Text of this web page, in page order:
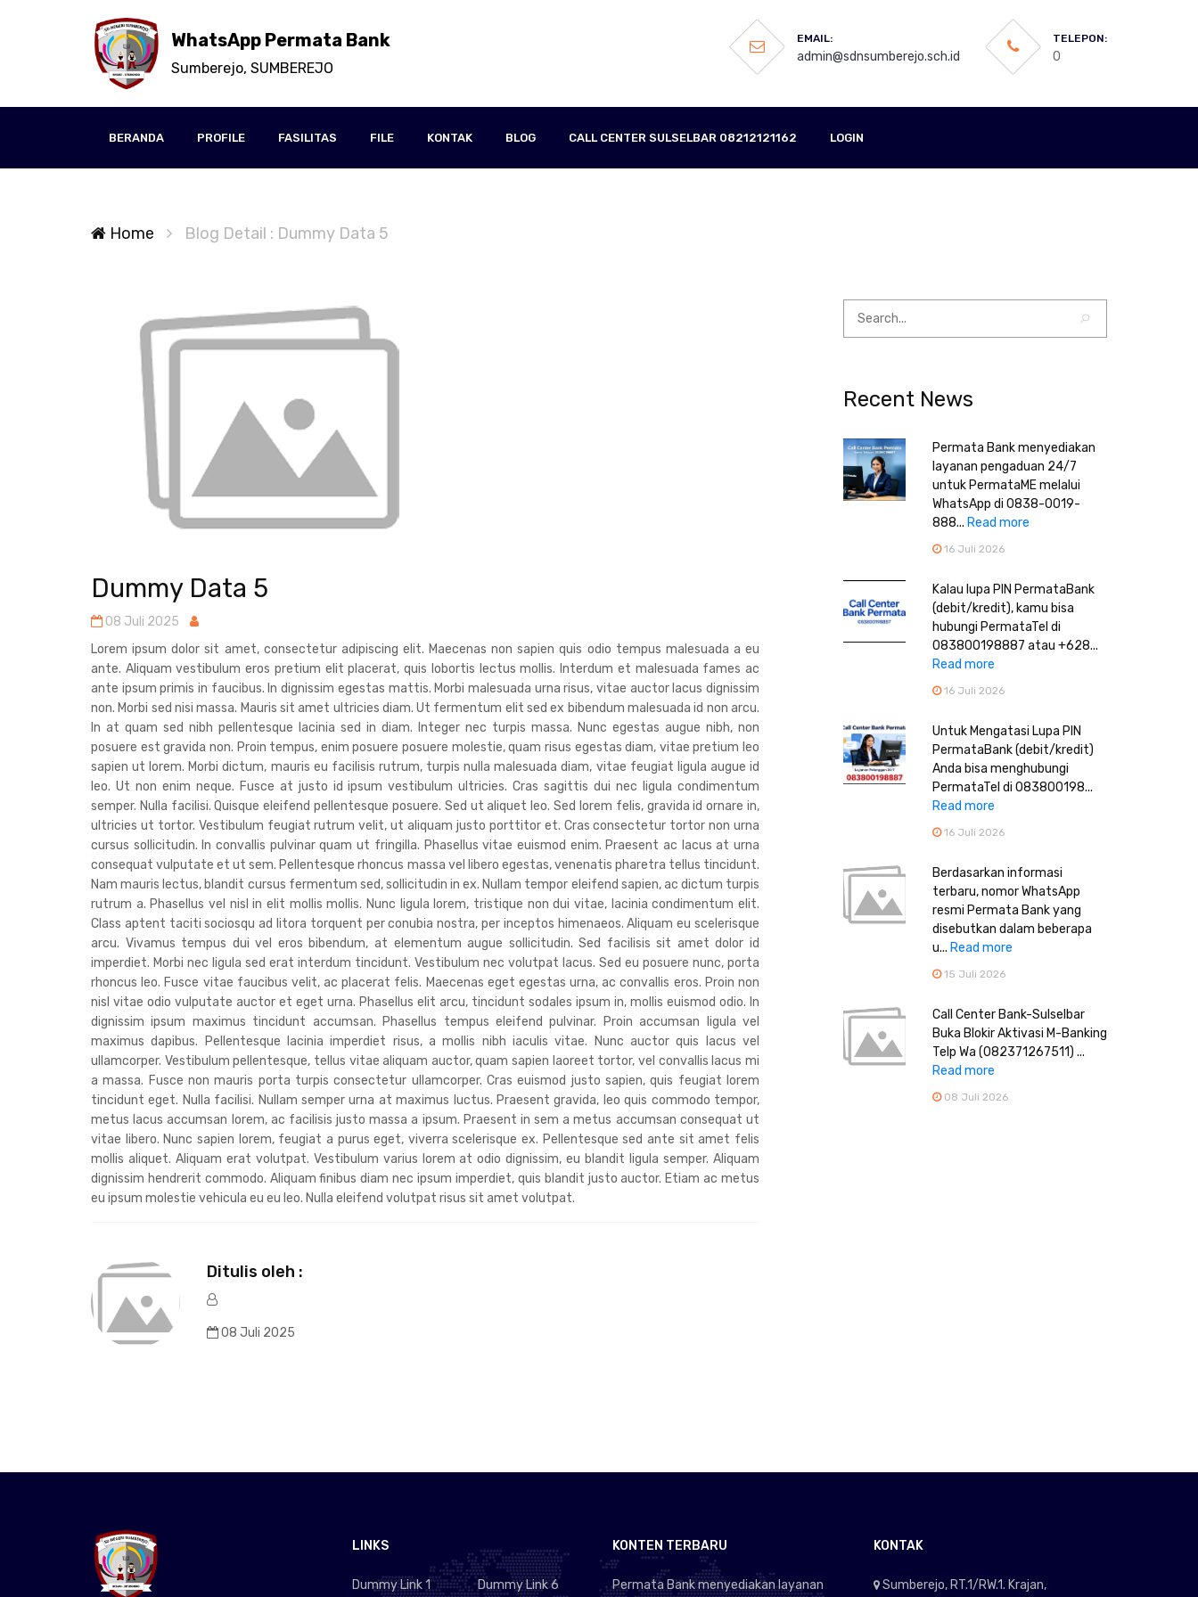
WhatsApp Permata Bank
Sumberejo, SUMBEREJO
EMAIL:
admin@sdnsumberejo.sch.id
TELEPON:
0
BERANDA PROFILE FASILITAS FILE KONTAK BLOG CALL CENTER SULSELBAR 08212121162 LOGIN
Home Blog Detail : Dummy Data 5
Dummy Data 5
08 Juli 2025
Lorem ipsum dolor sit amet, consectetur adipiscing elit. Maecenas non sapien quis odio tempus malesuada a eu
ante. Aliquam vestibulum eros pretium elit placerat, quis lobortis lectus mollis. Interdum et malesuada fames ac
ante ipsum primis in faucibus. In dignissim egestas mattis. Morbi malesuada urna risus, vitae auctor lacus dignissim
non. Morbi sed nisi massa. Mauris sit amet ultricies diam. Ut fermentum elit sed ex bibendum malesuada id non arcu.
In at quam sed nibh pellentesque lacinia sed in diam. Integer nec turpis massa. Nunc egestas augue nibh, non
posuere est gravida non. Proin tempus, enim posuere posuere molestie, quam risus egestas diam, vitae pretium leo
sapien ut lorem. Morbi dictum, mauris eu facilisis rutrum, turpis nulla malesuada diam, vitae feugiat ligula augue id
leo. Ut non enim neque. Fusce at justo id ipsum vestibulum ultricies. Cras sagittis dui nec ligula condimentum
semper. Nulla facilisi. Quisque eleifend pellentesque posuere. Sed ut aliquet leo. Sed lorem felis, gravida id ornare in,
ultricies ut tortor. Vestibulum feugiat rutrum velit, ut aliquam justo porttitor et. Cras consectetur tortor non urna
cursus sollicitudin. In convallis pulvinar quam ut fringilla. Phasellus vitae euismod enim. Praesent ac lacus at urna
consequat vulputate et ut sem. Pellentesque rhoncus massa vel libero egestas, venenatis pharetra tellus tincidunt.
Nam mauris lectus, blandit cursus fermentum sed, sollicitudin in ex. Nullam tempor eleifend sapien, ac dictum turpis
rutrum a. Phasellus vel nisl in elit mollis mollis. Nunc ligula lorem, tristique non dui vitae, lacinia condimentum elit.
Class aptent taciti sociosqu ad litora torquent per conubia nostra, per inceptos himenaeos. Aliquam eu scelerisque
arcu. Vivamus tempus dui vel eros bibendum, at elementum augue sollicitudin. Sed facilisis sit amet dolor id
imperdiet. Morbi nec ligula sed erat interdum tincidunt. Vestibulum nec volutpat lacus. Sed eu posuere nunc, porta
rhoncus leo. Fusce vitae faucibus velit, ac placerat felis. Maecenas eget egestas urna, ac convallis eros. Proin non
nisl vitae odio vulputate auctor et eget urna. Phasellus elit arcu, tincidunt sodales ipsum in, mollis euismod odio. In
dignissim ipsum maximus tincidunt accumsan. Phasellus tempus eleifend pulvinar. Proin accumsan ligula vel
maximus dapibus. Pellentesque lacinia imperdiet risus, a mollis nibh iaculis vitae. Nunc auctor quis lacus vel
ullamcorper. Vestibulum pellentesque, tellus vitae aliquam auctor, quam sapien laoreet tortor, vel convallis lacus mi
a massa. Fusce non mauris porta turpis consectetur ullamcorper. Cras euismod justo sapien, quis feugiat lorem
tincidunt eget. Nulla facilisi. Nullam semper urna at maximus luctus. Praesent gravida, leo quis commodo tempor,
metus lacus accumsan lorem, ac facilisis justo massa a ipsum. Praesent in sem a metus accumsan consequat ut
vitae libero. Nunc sapien lorem, feugiat a purus eget, viverra scelerisque ex. Pellentesque sed ante sit amet felis
mollis aliquet. Aliquam erat volutpat. Vestibulum varius lorem at odio dignissim, eu blandit ligula semper. Aliquam
dignissim hendrerit commodo. Aliquam finibus diam nec ipsum imperdiet, quis blandit justo auctor. Etiam ac metus
eu ipsum molestie vehicula eu eu leo. Nulla eleifend volutpat risus sit amet volutpat.
Ditulis oleh :
08 Juli 2025
Recent News
Permata Bank menyediakan
layanan pengaduan 24/7
untuk PermataME melalui
WhatsApp di 0838-0019-
888... Read more
16 Juli 2026
Kalau lupa PIN PermataBank
(debit/kredit), kamu bisa
hubungi PermataTel di
083800198887 atau +628...
Read more
16 Juli 2026
Untuk Mengatasi Lupa PIN
PermataBank (debit/kredit)
Anda bisa menghubungi
PermataTel di 083800198...
Read more
16 Juli 2026
Berdasarkan informasi
terbaru, nomor WhatsApp
resmi Permata Bank yang
disebutkan dalam beberapa
u... Read more
15 Juli 2026
Call Center Bank-Sulselbar
Buka Blokir Aktivasi M-Banking
Telp Wa (082371267511) ...
Read more
08 Juli 2026
LINKS
Dummy Link 1 Dummy Link 6
KONTEN TERBARU
Permata Bank menyediakan layanan
KONTAK
Sumberejo, RT.1/RW.1. Krajan,